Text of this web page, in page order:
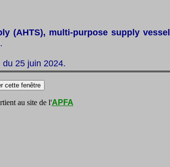
(AHTS), multi-purpose supply vessel
.
25 juin 2024.
au site de l'APFA